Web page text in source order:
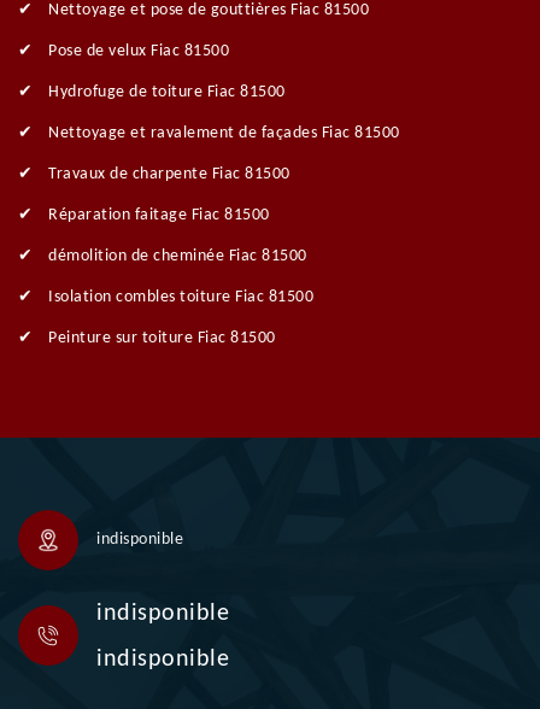
Nettoyage et pose de gouttières Fiac 81500
Pose de velux Fiac 81500
Hydrofuge de toiture Fiac 81500
Nettoyage et ravalement de façades Fiac 81500
Travaux de charpente Fiac 81500
Réparation faitage Fiac 81500
démolition de cheminée Fiac 81500
Isolation combles toiture Fiac 81500
Peinture sur toiture Fiac 81500
indisponible
indisponible
indisponible